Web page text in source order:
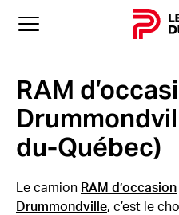
RAM
du-Québec)
Le camion RAM d’occasion
Drummondville, c’est le